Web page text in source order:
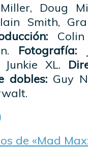
Doug
Smith,
Fotografía:
XL.
dobles: Guy
de «Mad